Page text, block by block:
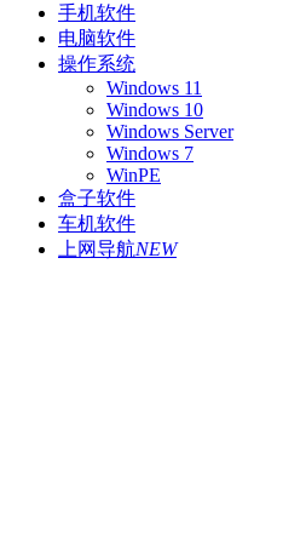
手机软件
电脑软件
操作系统
Windows 11
Windows 10
Windows Server
Windows 7
WinPE
盒子软件
车机软件
上网导航NEW